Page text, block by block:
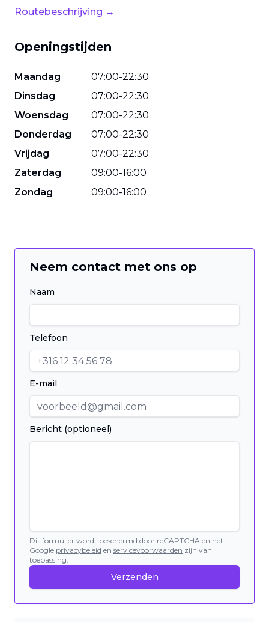
Routebeschrijving →
Openingstijden
Maandag 07:00-22:30
Dinsdag
07:00-22:30
Woensdag
07:00-22:30
Donderdag
07:00-22:30
Vrijdag
07:00-22:30
Zaterdag
09:00-16:00
Zondag
09:00-16:00
Neem contact met ons op
Naam
Telefoon
E-mail
Bericht (optioneel)
Dit formulier wordt beschermd door reCAPTCHA en het
Google privacybeleid en servicevoorwaarden zijn van
toepassing.
Verzenden